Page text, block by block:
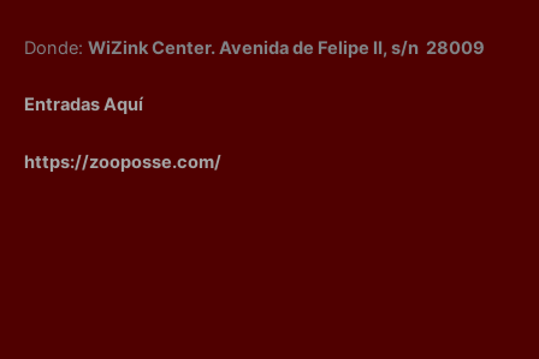
Donde: WiZink Center. Avenida de Felipe II, s/n 28009
Entradas Aquí
https://zooposse.com/